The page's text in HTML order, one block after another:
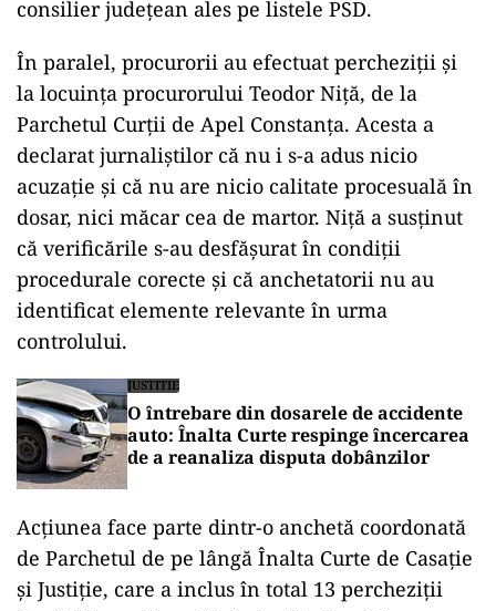
consilier județean ales pe listele PSD.
În paralel, procurorii au efectuat percheziții și
la locuința procurorului Teodor Niță, de la
Parchetul Curții de Apel Constanța. Acesta a
declarat jurnaliștilor că nu i s-a adus nicio
acuzație și că nu are nicio calitate procesuală în
dosar, nici măcar cea de martor. Niță a susținut
că verificările s-au desfășurat în condiții
procedurale corecte și că anchetatorii nu au
identificat elemente relevante în urma
controlului.
JUSTITIE
O întrebare din dosarele de accidente
auto: Înalta Curte respinge încercarea
de a reanaliza disputa dobânzilor
Acțiunea face parte dintr-o anchetă coordonată
de Parchetul de pe lângă Înalta Curte de Casație
și Justiție, care a inclus în total 13 percheziții